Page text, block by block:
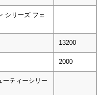
シリーズ フェ
13200
2000
ティーシリー